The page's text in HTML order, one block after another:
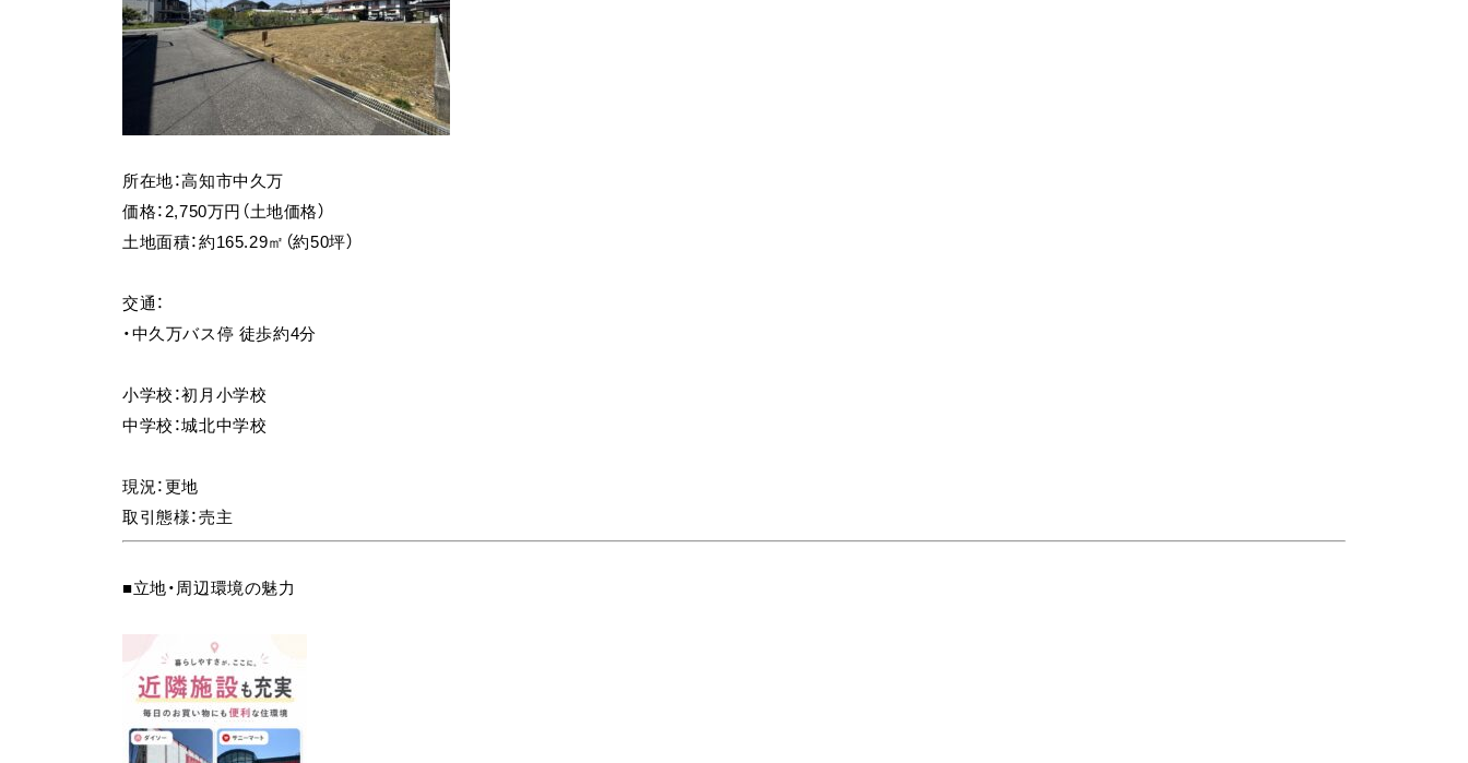
所在地：高知市中久万
価格：2,750万円（土地価格）
土地面積：約165.29㎡（約50坪）
交通：
・中久万バス停 徒歩約4分
小学校：初月小学校
中学校：城北中学校
現況：更地
取引態様：売主
■立地・周辺環境の魅力